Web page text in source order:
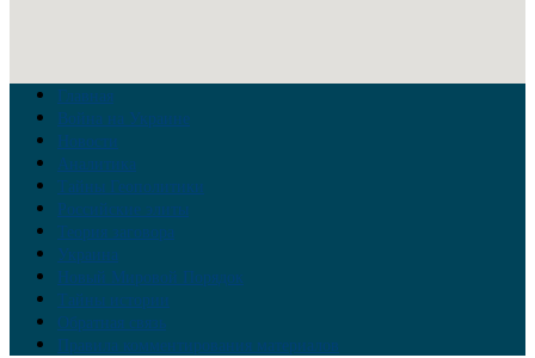
Главная
Война на Украине
Новости
Аналитика
Тайны Геополитики
Российские элиты
Теория заговора
Украина
Новый Мировой Порядок
Тайны истории
Обратная связь
Правила комментирования материалов